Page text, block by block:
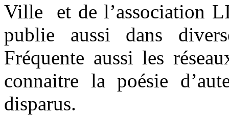
Ville et de l’association
publie aussi dans
Fréquente aussi les
connaitre la poésie
disparus.